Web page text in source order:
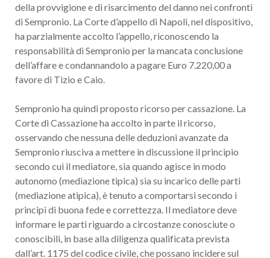
della provvigione e di risarcimento del danno nei confronti
di Sempronio. La Corte d’appello di Napoli, nel dispositivo,
ha parzialmente accolto l’appello, riconoscendo la
responsabilità di Sempronio per la mancata conclusione
dell’affare e condannandolo a pagare Euro 7.220,00 a
favore di Tizio e Caio.
Sempronio ha quindi proposto ricorso per cassazione. La
Corte di Cassazione ha accolto in parte il ricorso,
osservando che nessuna delle deduzioni avanzate da
Sempronio riusciva a mettere in discussione il principio
secondo cui il mediatore, sia quando agisce in modo
autonomo (mediazione tipica) sia su incarico delle parti
(mediazione atipica), è tenuto a comportarsi secondo i
principi di buona fede e correttezza. Il mediatore deve
informare le parti riguardo a circostanze conosciute o
conoscibili, in base alla diligenza qualificata prevista
dall’art. 1175 del codice civile, che possano incidere sul